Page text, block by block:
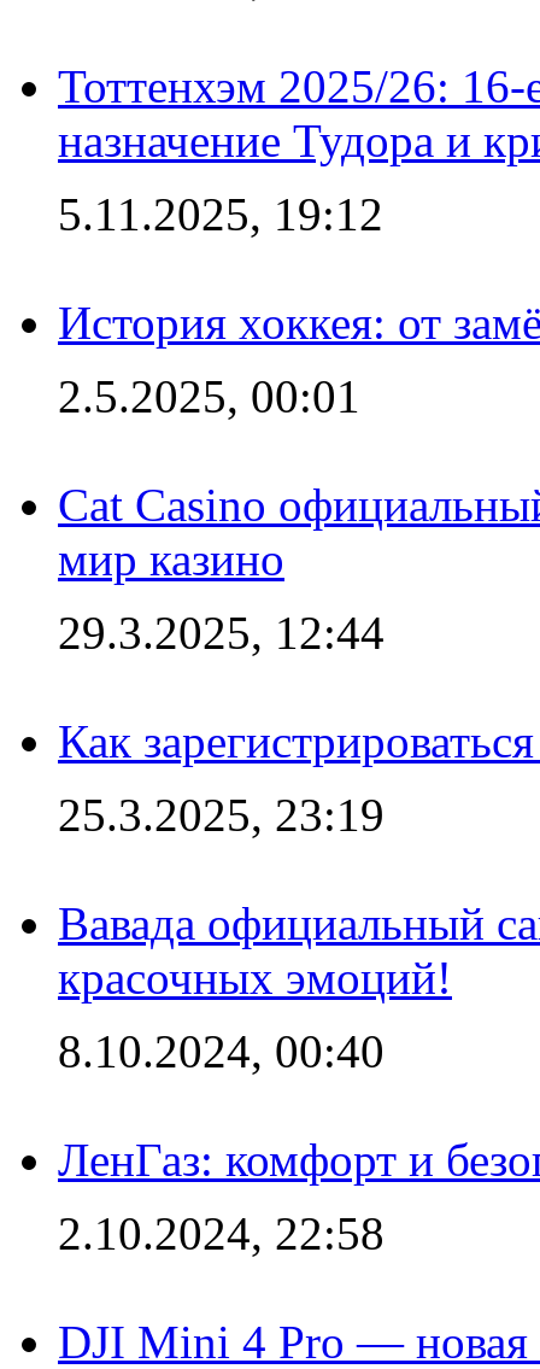
Тоттенхэм 2025/26:
назначение Тудора и
5.11.2025, 19:12
История хоккея: от
2.5.2025, 00:01
Cat Casino
мир казино
29.3.2025, 12:44
Как
25.3.2025, 23:19
Вавада официальный
красочных эмоций!
8.10.2024, 00:40
ЛенГаз: комфорт и
2.10.2024, 22:58
DJI Mini 4 Pro — новая